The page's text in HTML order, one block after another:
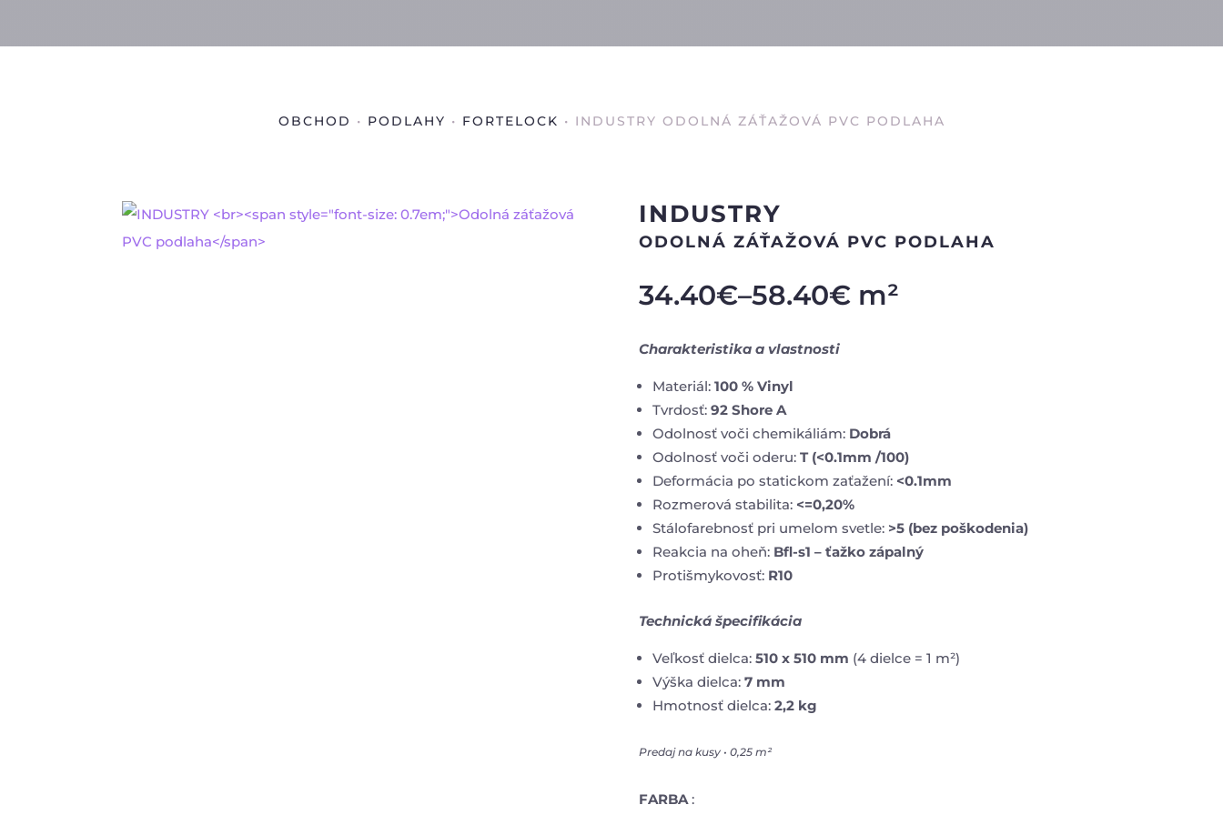
OBCHOD • PODLAHY • FORTELOCK • INDUSTRY ODOLNÁ ZÁŤAŽOVÁ PVC PODLAHA
INDUSTRY
ODOLNÁ ZÁŤAŽOVÁ PVC PODLAHA
34.40€–58.40€ m²
Charakteristika a vlastnosti
Materiál: 100 % Vinyl
Tvrdosť: 92 Shore A
Odolnosť voči chemikáliám: Dobrá
Odolnosť voči oderu: T (<0.1mm /100)
Deformácia po statickom zaťažení: <0.1mm
Rozmerová stabilita: <=0,20%
Stálofarebnosť pri umelom svetle: >5 (bez poškodenia)
Reakcia na oheň: Bfl-s1 – ťažko zápalný
Protišmykovosť: R10
Technická špecifikácia
Veľkosť dielca: 510 x 510 mm (4 dielce = 1 m²)
Výška dielca: 7 mm
Hmotnosť dielca: 2,2 kg
Predaj na kusy • 0,25 m²
FARBA :